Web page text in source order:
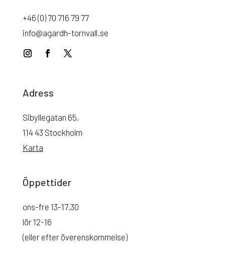
+46 (0) 70 716 79 77
info@agardh-tornvall.se
Adress
Sibyllegatan 65,
114 43 Stockholm
Karta
Öppettider
ons-fre 13-17.30
lör 12-16
(eller efter överenskommelse)